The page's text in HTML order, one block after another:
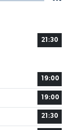
21:30
19:00
19:00
21:30